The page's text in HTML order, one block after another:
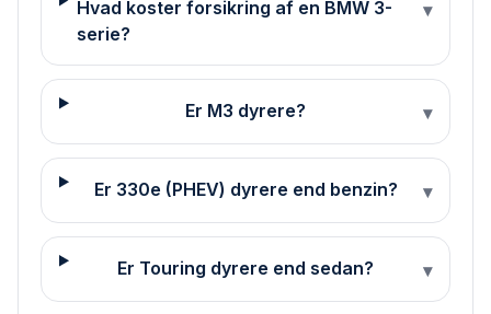
Hvad koster forsikring af en BMW 3-
serie?
▾
Er M3 dyrere? ▾
Er 330e (PHEV) dyrere end benzin? ▾
Er Touring dyrere end sedan? ▾